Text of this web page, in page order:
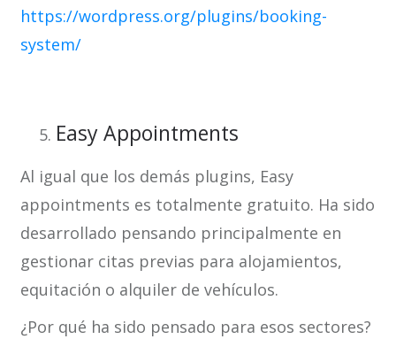
https://wordpress.org/plugins/booking-
system/
Easy Appointments
Al igual que los demás plugins, Easy
appointments es totalmente gratuito. Ha sido
desarrollado pensando principalmente en
gestionar citas previas para alojamientos,
equitación o alquiler de vehículos.
¿Por qué ha sido pensado para esos sectores?